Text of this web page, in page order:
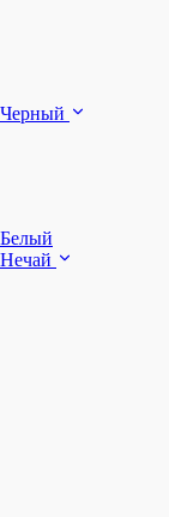
Черный
Белый
Нечай